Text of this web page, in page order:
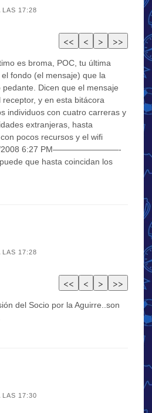
LAS 17:28
es broma, POC, tu última
fondo (el mensaje) que la
Dicen que el mensaje
y en esta bitácora
individuos con cuatro carreras y
extranjeras, hasta
pocos recursos y el wifi
2008 6:27 PM————————-
que hasta coincidan los
LAS 17:28
del Socio por la Aguirre..son
LAS 17:30